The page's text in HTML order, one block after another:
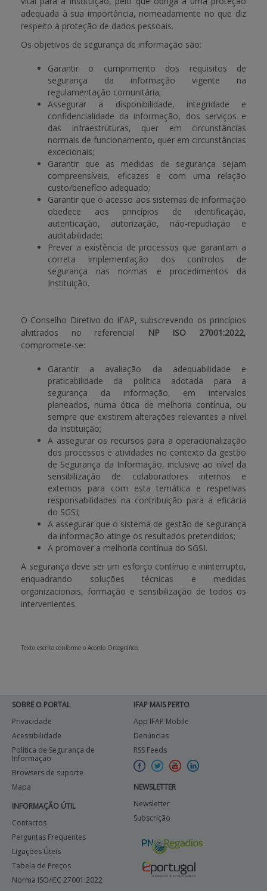
adequada à sua importância, nomeadamente no que diz
respeito à proteção de dados pessoais.
Os objetivos de segurança de informação são:
Garantir o cumprimento dos requisitos de
segurança da informação vigente na
regulamentação comunitária;
Assegurar a disponibilidade, integridade e
confidencialidade da informação, dos serviços e
das infraestruturas, quer em circunstâncias
normais de funcionamento, quer em circunstâncias
excecionais;
Garantir que as medidas de segurança sejam
compreensíveis, eficazes e com uma relação
custo/benefício adequado;
Garantir que o acesso aos sistemas de informação
obedece aos princípios de identificação,
autenticação, autorização, não-repudiação e
auditabilidade;
Prever a existência de processos que garantam a
correta implementação dos controlos de
segurança nas normas e procedimentos da
Instituição.
O Conselho Diretivo do IFAP, subscrevendo os princípios
alvitrados no referencial
NP ISO 27001:2022,
compromete-se:
Garantir a avaliação da adequabilidade e
praticabilidade da política adotada para a
segurança da informação, em intervalos
planeados, numa ótica de melhoria contínua, ou
sempre que existirem alterações relevantes a nível
da Instituição;
A assegurar os recursos para a operacionalização
dos processos e atividades no contexto da gestão
de Segurança da Informação, inclusive ao nível da
sensibilização de colaboradores internos e
externos para com esta temática e respetivas
responsabilidades na contribuição para a eficácia
do SGSI;
A assegurar que o sistema de gestão de segurança
da informação atinge os resultados pretendidos;
A promover a melhoria contínua do SGSI.
A segurança deve ser um esforço contínuo e ininterrupto,
enquadrando soluções técnicas e medidas
organizacionais, formação e sensibilização de todos os
intervenientes.
Texto escrito conforme o Acordo Ortográfico.
SOBRE O PORTAL
Privacidade
Acessibilidade
Política de Segurança de
Informação
Browsers de suporte
Mapa
INFORMAÇÃO ÚTIL
Contactos
Perguntas Frequentes
Ligações Úteis
Tabela de Preços
Norma ISO/IEC 27001:2022
IFAP MAIS PERTO
App IFAP Mobile
Denúncias
RSS Feeds
NEWSLETTER
Newsletter
Subscrição